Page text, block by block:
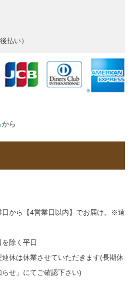
払い）
から
日から【4営業日以内】でお届け。※遠
除く平日
休は休業させていただきます(長期休
せ」にてご確認下さい)